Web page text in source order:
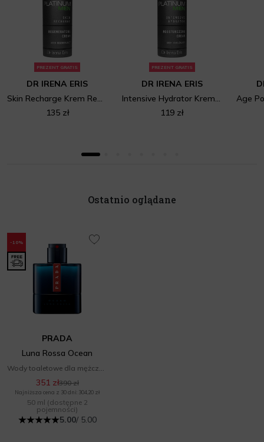
PREZENT GRATIS
DR IRENA ERIS
Skin Recharge Krem Regenerujący Do Twarzy
135 zł
PREZENT GRATIS
DR IRENA ERIS
Intensive Hydrator Krem Nawilżający Do Twarzy I Pod Oczy
119 zł
Ostatnio oglądane
-10%
PRADA
Luna Rossa Ocean
351 zł390 zł
Najniższa cena z 30 dni: 304,20 zł
50 ml (dostępne 2
pojemności)
5.00/ 5.00